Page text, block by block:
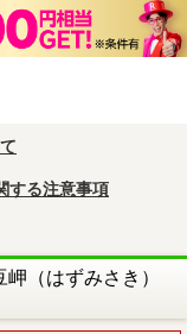
する注意事項
（はずみさき）